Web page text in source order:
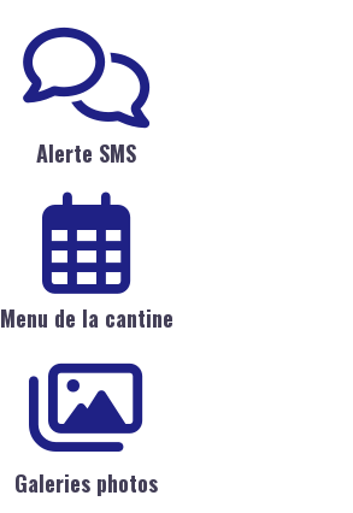
Alerte SMS
Menu de la cantine
Galeries photos